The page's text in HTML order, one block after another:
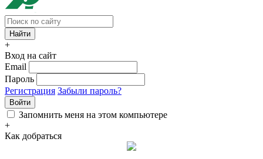
+
Вход на сайт
Email
Пароль
Регистрация Забыли пароль?
Войти
Запомнить меня на этом компьютере
+
Как добраться